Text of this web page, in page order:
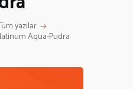
yazılar
Aqua-Pudra